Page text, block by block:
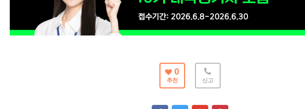
0
추천 신고